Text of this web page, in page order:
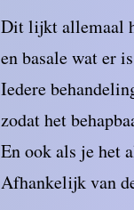
Dit lijkt allemaal
en basale wat er
Iedere
zodat het
En ook als je het
Afhankelijk van